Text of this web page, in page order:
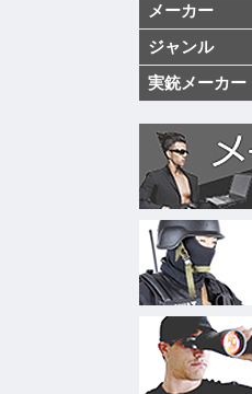
メーカー
ジャンル
実銃メーカー